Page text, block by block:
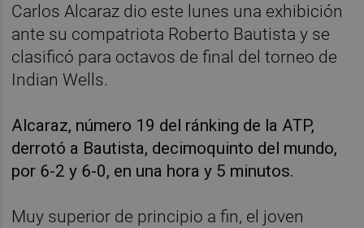
Carlos Alcaraz dio este lunes una exhibición
ante su compatriota Roberto Bautista y se
clasificó para octavos de final del torneo de
Indian Wells.
Alcaraz, número 19 del ránking de la ATP,
derrotó a Bautista, decimoquinto del mundo,
por 6-2 y 6-0, en una hora y 5 minutos.
Muy superior de principio a fin, el joven